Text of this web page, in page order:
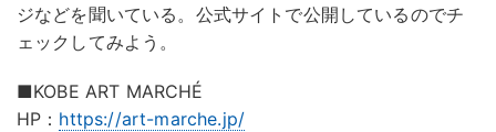
ジなどを聞いている。公式サイトで公開しているのでチ
ェックしてみよう。
■KOBE ART MARCHÉ
HP： https://art-marche.jp/